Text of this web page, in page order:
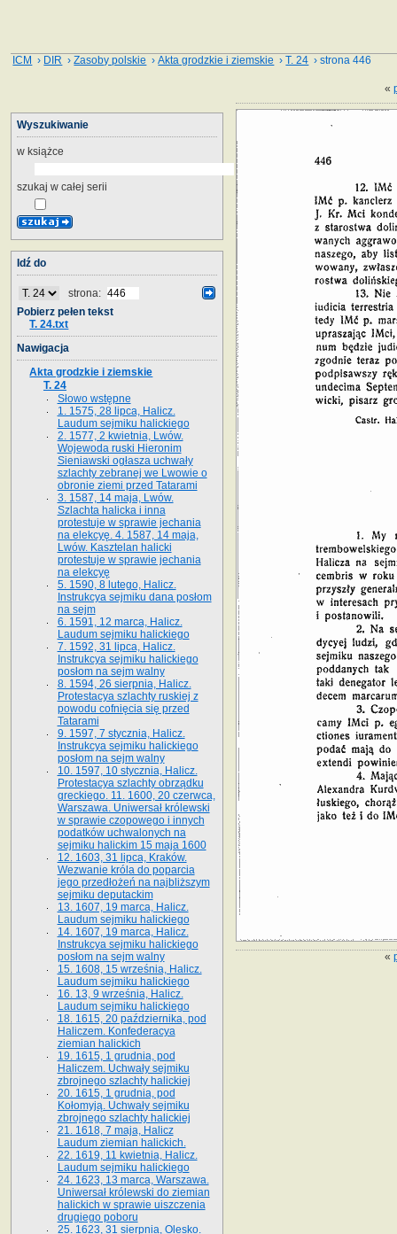
ICM › DIR ›Zasoby polskie ›Akta grodzkie i ziemskie ›T. 24 › strona 446
«
«
Wyszukiwanie
w książce
szukaj w całej serii
Idź do
strona:
Pobierz pełen tekst
T. 24.txt
Nawigacja
Akta grodzkie i ziemskie
T. 24
Słowo wstępne
1. 1575, 28 lipca, Halicz.
Laudum sejmiku halickiego
2. 1577, 2 kwietnia, Lwów.
Wojewoda ruski Hieronim
Sieniawski ogłasza uchwały
szlachty zebranej we Lwowie o
obronie ziemi przed Tatarami
3. 1587, 14 maja, Lwów.
Szlachta halicka i inna
protestuje w sprawie jechania
na elekcyę. 4. 1587, 14 maja,
Lwów. Kasztelan halicki
protestuje w sprawie jechania
na elekcyę
5. 1590, 8 lutego, Halicz.
Instrukcya sejmiku dana posłom
na sejm
6. 1591, 12 marca, Halicz.
Laudum sejmiku halickiego
7. 1592, 31 lipca, Halicz.
Instrukcya sejmiku halickiego
posłom na sejm walny
8. 1594, 26 sierpnia, Halicz.
Protestacya szlachty ruskiej z
powodu cofnięcia się przed
Tatarami
9. 1597, 7 stycznia, Halicz.
Instrukcya sejmiku halickiego
posłom na sejm walny
10. 1597, 10 stycznia, Halicz.
Protestacya szlachty obrządku
greckiego. 11. 1600, 20 czerwca,
Warszawa. Uniwersał królewski
w sprawie czopowego i innych
podatków uchwalonych na
sejmiku halickim 15 maja 1600
12. 1603, 31 lipca, Kraków.
Wezwanie króla do poparcia
jego przedłożeń na najbliższym
sejmiku deputackim
13. 1607, 19 marca, Halicz.
Laudum sejmiku halickiego
14. 1607, 19 marca, Halicz.
Instrukcya sejmiku halickiego
posłom na sejm walny
15. 1608, 15 września, Halicz.
Laudum sejmiku halickiego
16. 13, 9 września, Halicz.
Laudum sejmiku halickiego
18. 1615, 20 października, pod
Haliczem. Konfederacya
ziemian halickich
19. 1615, 1 grudnia, pod
Haliczem. Uchwały sejmiku
zbrojnego szlachty halickiej
20. 1615, 1 grudnia, pod
Kołomyją. Uchwały sejmiku
zbrojnego szlachty halickiej
21. 1618, 7 maja, Halicz
Laudum ziemian halickich.
22. 1619, 11 kwietnia, Halicz.
Laudum sejmiku halickiego
24. 1623, 13 marca, Warszawa.
Uniwersał królewski do ziemian
halickich w sprawie uiszczenia
drugiego poboru
25. 1623, 31 sierpnia, Olesko.